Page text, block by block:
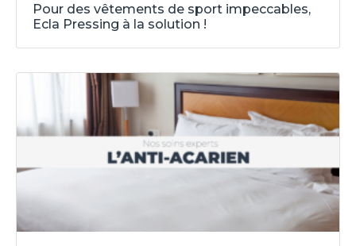
Pour des vêtements de sport impeccables,
Ecla Pressing à la solution !